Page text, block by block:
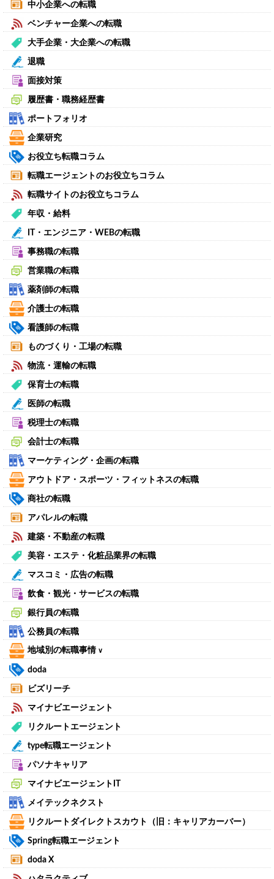
中小企業への転職
ベンチャー企業への転職
大手企業・大企業への転職
退職
面接対策
履歴書・職務経歴書
ポートフォリオ
企業研究
お役立ち転職コラム
転職エージェントのお役立ちコラム
転職サイトのお役立ちコラム
年収・給料
IT・エンジニア・WEBの転職
事務職の転職
営業職の転職
薬剤師の転職
介護士の転職
看護師の転職
ものづくり・工場の転職
物流・運輸の転職
保育士の転職
医師の転職
税理士の転職
会計士の転職
マーケティング・企画の転職
アウトドア・スポーツ・フィットネスの転職
商社の転職
アパレルの転職
建築・不動産の転職
美容・エステ・化粧品業界の転職
マスコミ・広告の転職
飲食・観光・サービスの転職
銀行員の転職
公務員の転職
地域別の転職事情 ∨
doda
ビズリーチ
マイナビエージェント
リクルートエージェント
type転職エージェント
パソナキャリア
マイナビエージェントIT
メイテックネクスト
リクルートダイレクトスカウト（旧：キャリアカーバー）
Spring転職エージェント
doda X